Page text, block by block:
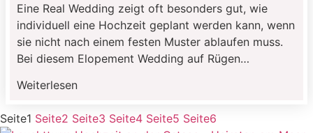
Eine Real Wedding zeigt oft besonders gut, wie
individuell eine Hochzeit geplant werden kann, wenn
sie nicht nach einem festen Muster ablaufen muss.
Bei diesem Elopement Wedding auf Rügen
bewusst für einen kleinen, klar geplanten
Trauung im Schinkelturm, ein ruhiger Ablauf an der
Weiterlesen
Seite1 Seite2 Seite3 Seite4 Seite5 Seite6